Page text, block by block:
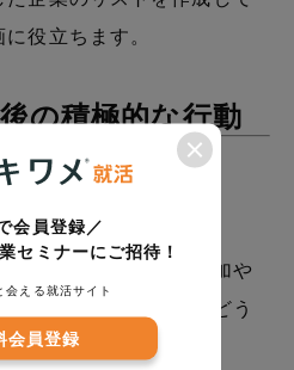
役立ちます。
の積極的な行動
スタート地点です。
たら、説明会への参加や
本エントリーするかどう
ょう。
会員登録／
セミナーにご招待！
会える就活サイト
会員登録